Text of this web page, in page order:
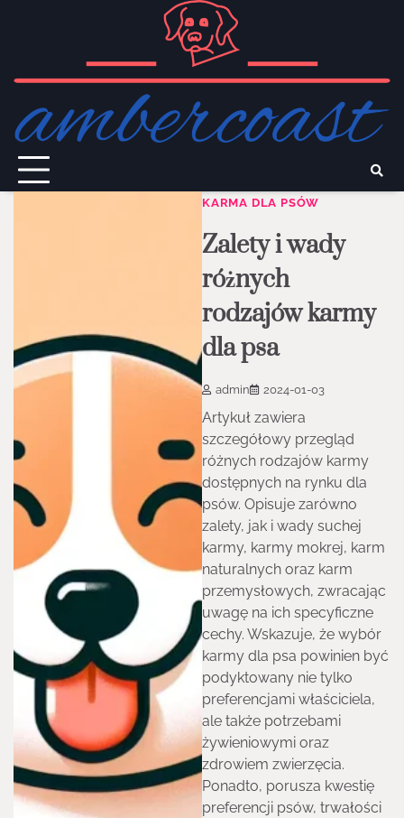
KARMA DLA PSÓW
Zalety i wady
różnych
rodzajów karmy
dla psa
admin 2024-01-03
Artykuł zawiera
szczegółowy przegląd
różnych rodzajów karmy
dostępnych na rynku dla
psów. Opisuje zarówno
zalety, jak i wady suchej
karmy, karmy mokrej, karm
naturalnych oraz karm
przemysłowych, zwracając
uwagę na ich specyficzne
cechy. Wskazuje, że wybór
karmy dla psa powinien być
podyktowany nie tylko
preferencjami właściciela,
ale także potrzebami
żywieniowymi oraz
zdrowiem zwierzęcia.
Ponadto, porusza kwestię
preferencji psów, trwałości